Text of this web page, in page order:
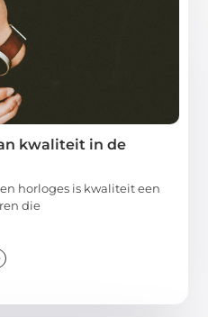
kwaliteit in de
horloges is kwaliteit een
die